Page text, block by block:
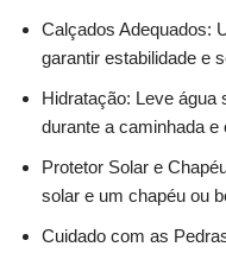
Calçados Adequados:
garantir estabilidade e
Hidratação: Leve água
durante a caminhada
Protetor Solar e
solar e um chapéu ou
Cuidado com as